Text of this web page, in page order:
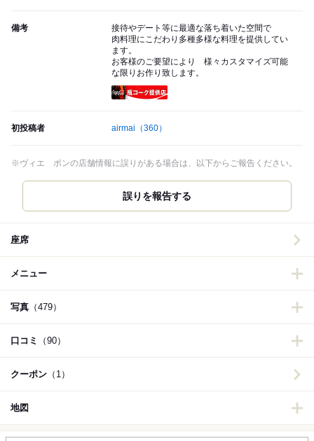
備考
接待やデート等に最適な落ち着いた空間で
肉料理にこだわり多種多様な料理を提供してい
ます。
お客様のご要望により 様々カスタマイズ可能
な限りお作り致します。
初投稿者 airmai （360）
※ヴィエ ボンの店舗情報に誤りがある場合は、以下からご報告ください。
誤りを報告する
座席
メニュー
写真 （479）
口コミ （90）
クーポン （1）
地図